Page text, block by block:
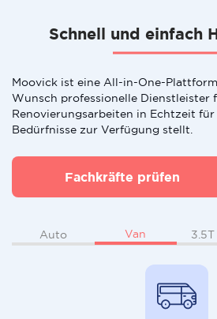
Schnell und einfach
Moovick ist eine All-in-One-
Wunsch professionelle Dienstleister
Renovierungsarbeiten in Echtzeit
Bedürfnisse zur Verfügung stellt.
Fachkräfte prüfen
Auto Van